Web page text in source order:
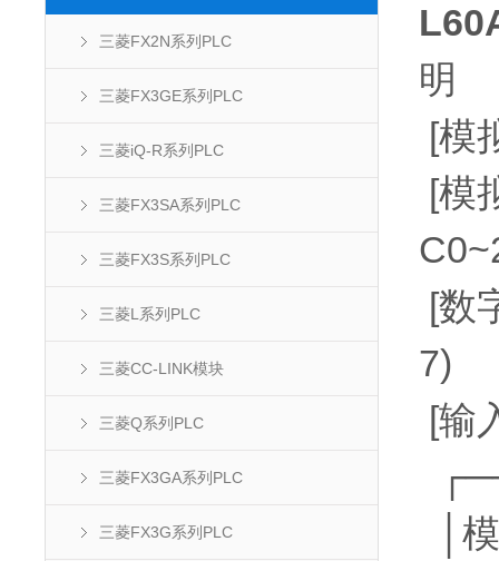
三菱FX2N系列PLC
三菱FX3GE系列PLC
三菱iQ-R系列PLC
三菱FX3SA系列PLC
三菱FX3S系列PLC
三菱L系列PLC
三菱CC-LINK模块
三菱Q系列PLC
三菱FX3GA系列PLC
三菱FX3G系列PLC
明
[模
[模
[数
7)
[输
│